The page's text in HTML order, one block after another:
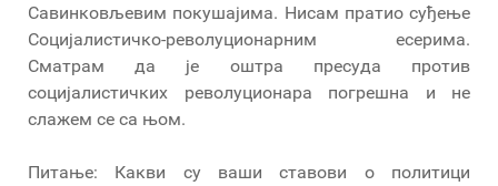
Савинковљевим покушајима. Нисам пратио суђење
Социјалистичко-револуционарним есерима.
Сматрам да је оштра пресуда против
социјалистичких револуционара погрешна и не
слажем се са њом.
Питање: Какви су ваши ставови о политици